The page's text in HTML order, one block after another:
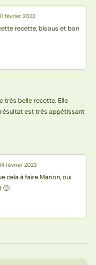
février 2023
recette, bisous et bon
très belle recette. Elle
est très appétissant
février 2023
cela à faire Marion, oui
🙂